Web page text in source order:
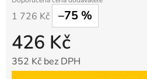
1 726 Kč –75 %
426 Kč
352 Kč bez DPH